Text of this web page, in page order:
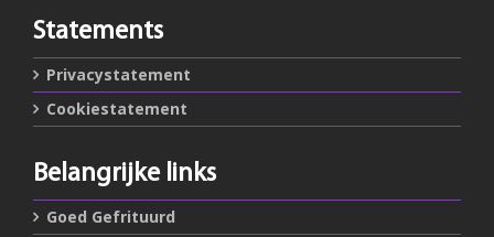
Statements
Privacystatement
Cookiestatement
Belangrijke links
Goed Gefrituurd